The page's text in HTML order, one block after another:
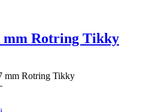
mm Rotring Tikky
mm Rotring Tikky